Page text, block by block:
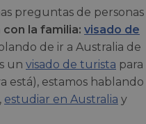
preguntas de personas
la familia: visado de
de ir a Australia de
un visado de turista para
está), estamos hablando
estudiar en Australia y